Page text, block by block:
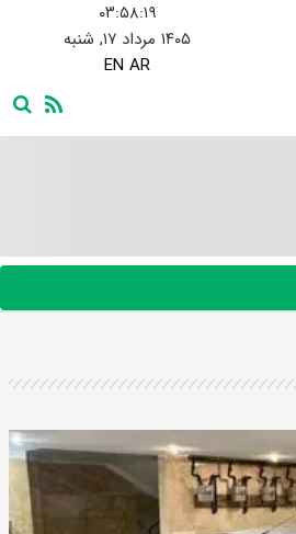
۰۳:۵۸:۲۰
۱۴۰۵ مرداد ۱۷, شنبه
EN AR